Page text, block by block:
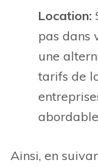
Location:
pas dans
une
tarifs de
Ainsi, en